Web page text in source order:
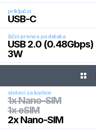
priključci
USB-C
žični prenos podataka
USB 2.0 (0.48Gbps)
3W
slotovi za kartice
1x Nano-SIM
1x eSIM
2x Nano-SIM